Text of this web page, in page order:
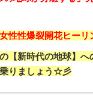
女性性爆裂開花ヒーリ
【新時代の地球】へ
乗りましょう☆彡